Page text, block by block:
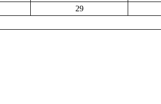
29